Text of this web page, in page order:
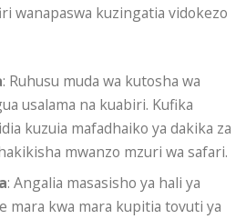
wanapaswa kuzingatia vidokezo
: Ruhusu muda wa kutosha wa
usalama na kuabiri. Kufika
kuzuia mafadhaiko ya dakika za
mwanzo mzuri wa safari.
: Angalia masasisho ya hali ya
mara kwa mara kupitia tovuti ya